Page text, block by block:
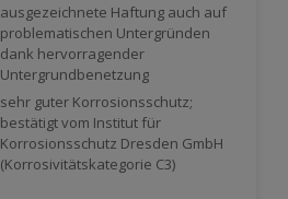
ausgezeichnete Haftung auch auf
problematischen Untergründen
dank hervorragender
Untergrundbenetzung
sehr guter Korrosionsschutz;
bestätigt vom Institut für
Korrosionsschutz Dresden GmbH
(Korrosivitätskategorie C3)